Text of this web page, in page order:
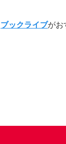
ブックライブがお